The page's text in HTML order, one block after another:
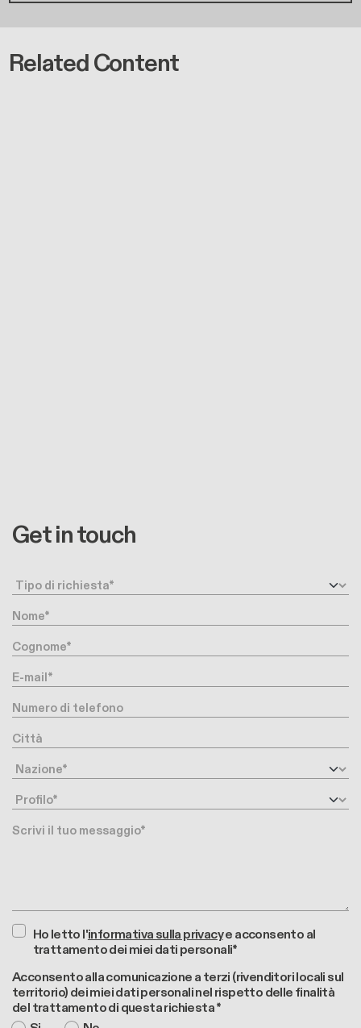
Related Content
Get in touch
Request type
Nome
Cognome
E-mail
Numero di telefono
Città
Nazione
Profilo
Messaggio
Ho letto l'informativa sulla privacye acconsento al
trattamento dei miei dati personali*
Acconsento alla comunicazione a terzi (rivenditori locali sul
territorio) dei miei dati personali nel rispetto delle finalità
del trattamento di questa richiesta *